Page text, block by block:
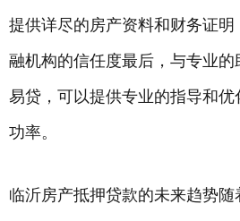
提供详尽的房产资料和财务证明
融机构的信任度最后，与专业
易贷，可以提供专业的指导和
功率。
临沂房产抵押贷款的未来趋势